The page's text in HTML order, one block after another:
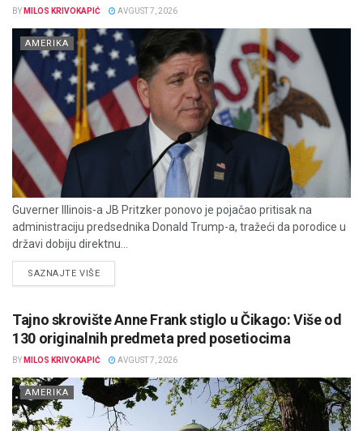
BY MILOS KRIVOKAPIĆ AVGUST 7, 2026
AMERIKA
Guverner Illinois-a JB Pritzker ponovo je pojačao pritisak na
administraciju predsednika Donald Trump-a, tražeći da porodice u
državi dobiju direktnu...
SAZNAJTE VIŠEDETAILS
Tajno skrovište Anne Frank stiglo u Čikago: Više od
130 originalnih predmeta pred posetiocima
BY MILOS KRIVOKAPIĆ AVGUST 7, 2026
AMERIKA